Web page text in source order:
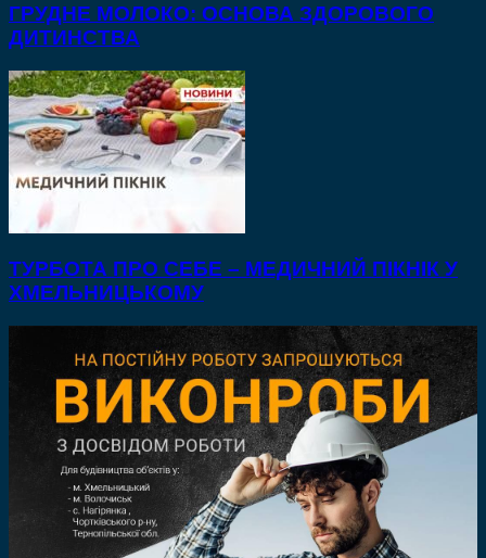
ГРУДНЕ МОЛОКО: ОСНОВА ЗДОРОВОГО
ДИТИНСТВА
ТУРБОТА ПРО СЕБЕ – МЕДИЧНИЙ ПІКНІК У
ХМЕЛЬНИЦЬКОМУ